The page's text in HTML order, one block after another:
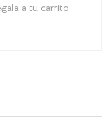
a tu carrito